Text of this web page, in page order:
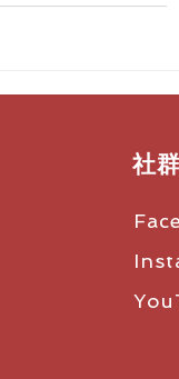
夠環境條件WFH。
社